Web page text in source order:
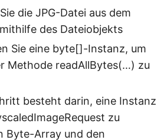
die JPG-Datei aus dem
des Dateiobjekts
Sie eine byte[]-Instanz, um
Methode readAllBytes(…) zu
besteht darin, eine Instanz
zu
Byte-Array und den